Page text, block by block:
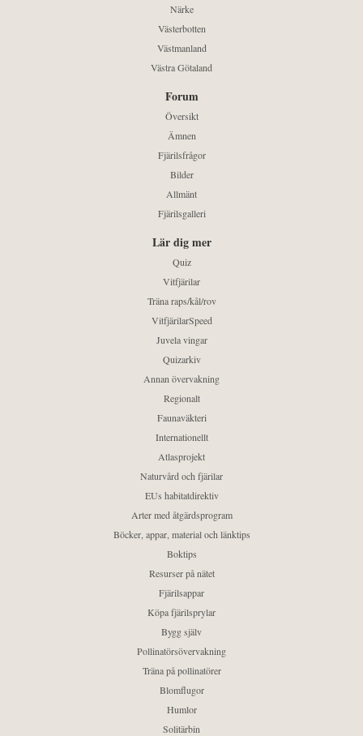
Närke
Västerbotten
Västmanland
Västra Götaland
Forum
Översikt
Ämnen
Fjärilsfrågor
Bilder
Allmänt
Fjärilsgalleri
Lär dig mer
Quiz
Vitfjärilar
Träna raps/kål/rov
VitfjärilarSpeed
Juvela vingar
Quizarkiv
Annan övervakning
Regionalt
Faunaväkteri
Internationellt
Atlasprojekt
Naturvård och fjärilar
EUs habitatdirektiv
Arter med åtgärdsprogram
Böcker, appar, material och länktips
Boktips
Resurser på nätet
Fjärilsappar
Köpa fjärilsprylar
Bygg själv
Pollinatörsövervakning
Träna på pollinatörer
Blomflugor
Humlor
Solitärbin